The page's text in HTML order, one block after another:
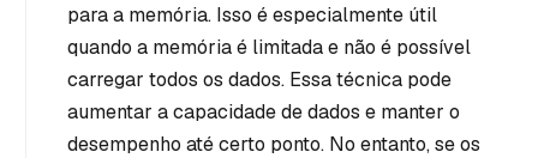
para a memória. Isso é especialmente útil
quando a memória é limitada e não é possível
carregar todos os dados. Essa técnica pode
aumentar a capacidade de dados e manter o
desempenho até certo ponto. No entanto, se os